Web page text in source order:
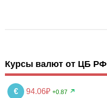
Курсы валют от ЦБ РФ
€ 94.06₽ +0.87